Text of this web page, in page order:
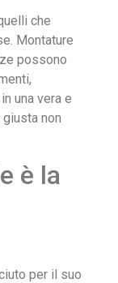
che
Montature
possono
una vera e
non
è la
per il suo